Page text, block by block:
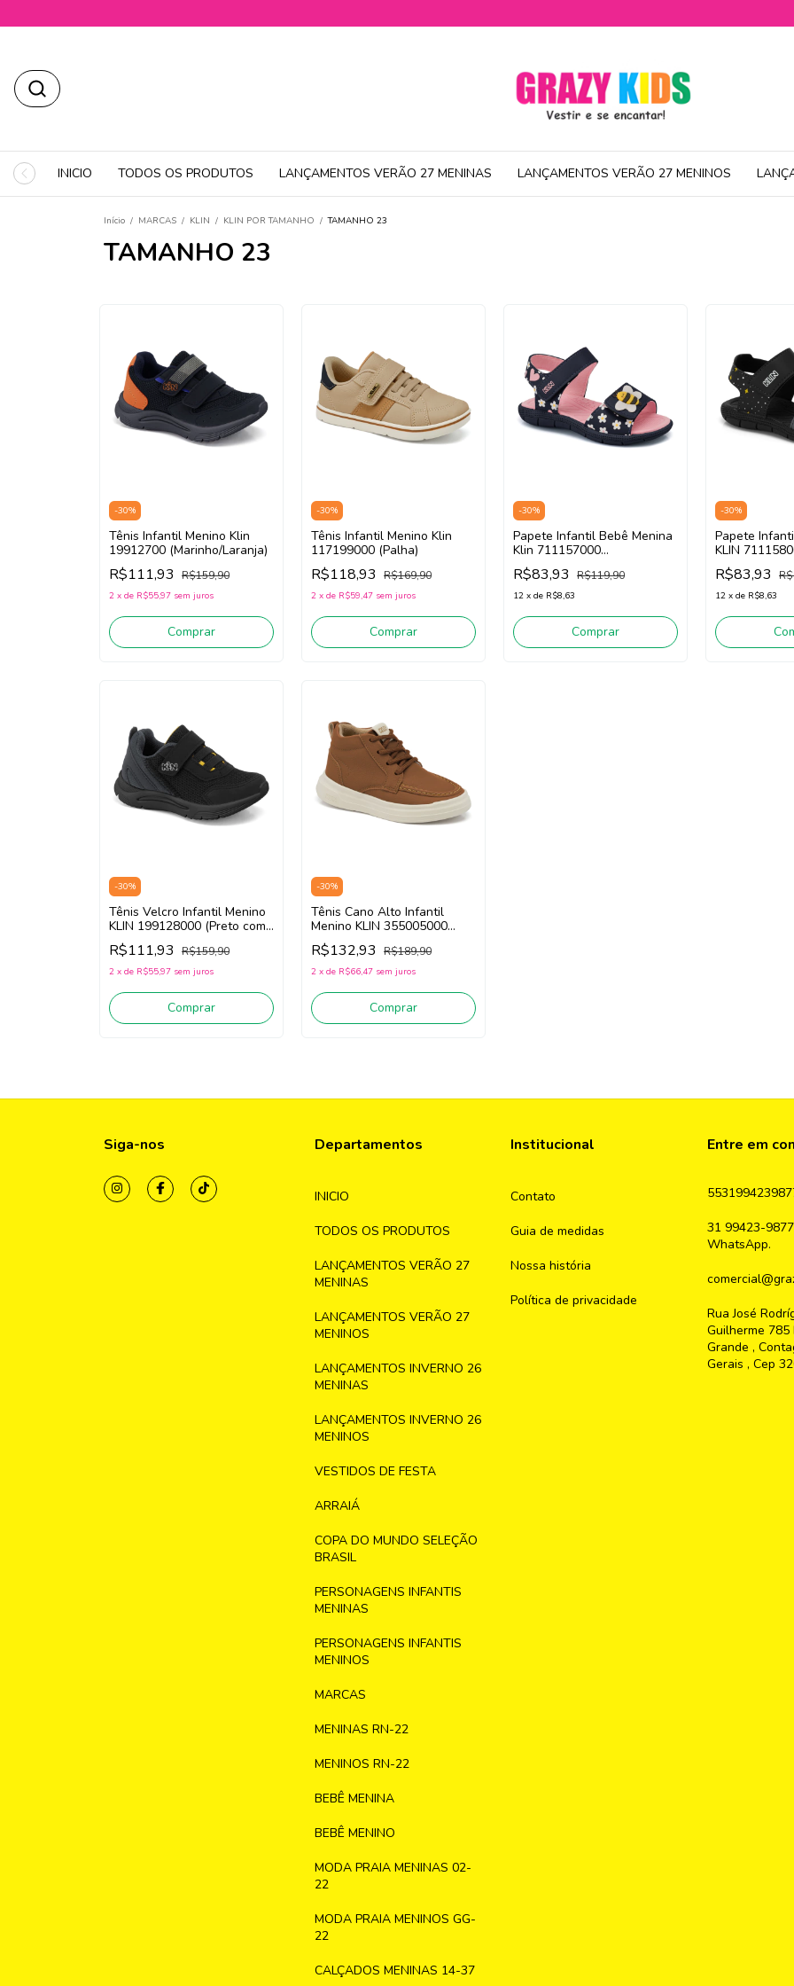
INICIO TODOS OS PRODUTOS LANÇAMENTOS VERÃO 27 MENINAS LANÇAMENTOS VERÃO 27 MENINOS
Início / MARCAS / KLIN / KLIN POR TAMANHO / TAMANHO 23
TAMANHO 23
-30%
Tênis Infantil Menino Klin
19912700 (Marinho/Laranja)
R$111,93 R$159,90
2 x de R$55,97 sem juros
Comprar
-30%
Tênis Infantil Menino Klin
117199000 (Palha)
R$118,93 R$169,90
2 x de R$59,47 sem juros
Comprar
-30%
Papete Infantil Bebê Menina
Klin 711157000
(Marinho/Rosa)
R$83,93 R$119,90
12 x de R$8,63
Comprar
-30%
Papete
KLIN
R$83,93
12 x de R$8,63
-30%
Tênis Velcro Infantil Menino
KLIN 199128000 (Preto com
Amarelo)
R$111,93 R$159,90
2 x de R$55,97 sem juros
Comprar
-30%
Tênis Cano Alto Infantil
Menino KLIN 355005000
(Caramelo / Off White)
R$132,93 R$189,90
2 x de R$66,47 sem juros
Comprar
Siga-nos Departamentos
INICIO
TODOS OS PRODUTOS
LANÇAMENTOS VERÃO 27
MENINAS
LANÇAMENTOS VERÃO 27
MENINOS
LANÇAMENTOS INVERNO 26
MENINAS
LANÇAMENTOS INVERNO 26
MENINOS
VESTIDOS DE FESTA
ARRAIÁ
COPA DO MUNDO SELEÇÃO
BRASIL
PERSONAGENS INFANTIS
MENINAS
PERSONAGENS INFANTIS
MENINOS
MARCAS
MENINAS RN-22
MENINOS RN-22
BEBÊ MENINA
BEBÊ MENINO
MODA PRAIA MENINAS 02-
22
MODA PRAIA MENINOS GG-
22
CALÇADOS MENINAS 14-37
Institucional
Contato
Guia de medidas
Nossa história
Política de privacidade
Entre em
31 99423-
WhatsApp.
Rua José
Guilherme 785
Grande ,
Gerais , Cep